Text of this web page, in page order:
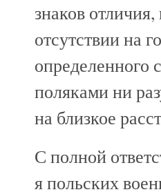
знаков
отсутствии на
определенного
поляками ни
на близкое
С полной
я польских